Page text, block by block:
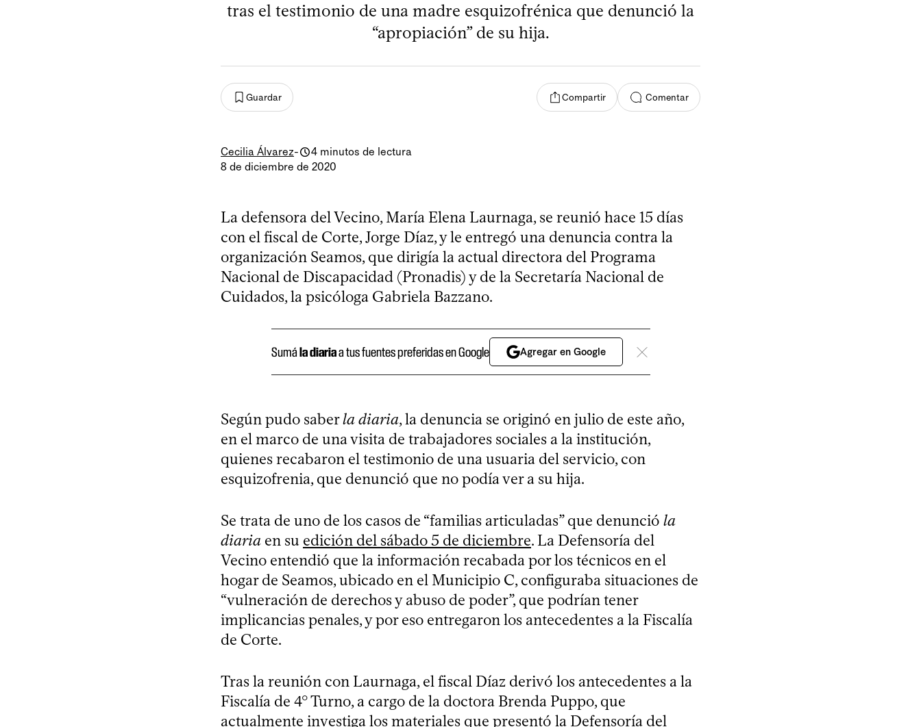
tras el testimonio de una madre esquizofrénica que denunció la
“apropiación” de su hija.
Guardar Compartir Comentar
Cecilia Álvarez-
4 minutos de lectura
8 de diciembre de 2020
La defensora del Vecino, María Elena Laurnaga, se reunió hace 15 días
con el fiscal de Corte, Jorge Díaz, y le entregó una denuncia contra la
organización Seamos, que dirigía la actual directora del Programa
Nacional de Discapacidad (Pronadis) y de la Secretaría Nacional de
Cuidados, la psicóloga Gabriela Bazzano.
Sumála diariaa tus fuentes preferidas en Google Agregar en Google
Según pudo saberla diaria, la denuncia se originó en julio de este año,
en el marco de una visita de trabajadores sociales a la institución,
quienes recabaron el testimonio de una usuaria del servicio, con
esquizofrenia, que denunció que no podía ver a su hija.
Se trata de uno de los casos de “familias articuladas” que denunció la
diaria en su edición del sábado 5 de diciembre. La Defensoría del
Vecino entendió que la información recabada por los técnicos en el
hogar de Seamos, ubicado en el Municipio C, configuraba situaciones de
“vulneración de derechos y abuso de poder”, que podrían tener
implicancias penales, y por eso entregaron los antecedentes a la Fiscalía
de Corte.
Tras la reunión con Laurnaga, el fiscal Díaz derivó los antecedentes a la
Fiscalía de 4° Turno, a cargo de la doctora Brenda Puppo, que
actualmente investiga los materiales que presentó la Defensoría del